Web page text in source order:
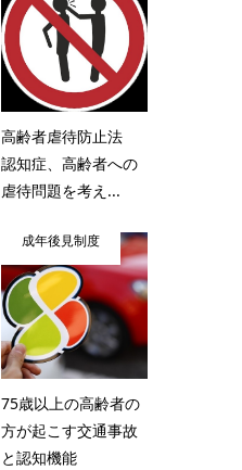
高齢者虐待防止法
認知症、高齢者への
虐待問題を考え...
成年後見制度
75歳以上の高齢者の
方が起こす交通事故
と認知機能